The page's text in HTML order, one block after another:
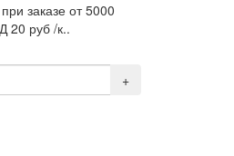
заказе от 5000
20 руб /к..
+